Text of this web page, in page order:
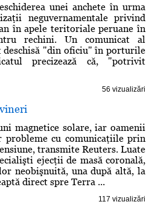
unei anchete în urma
neguvernamentale privind
în apele teritoriale peruane în
rechini. Un comunicat al
deschisă "din oficiu" în porturile
precizează că, "potrivit
56 vizualizări
magnetice solare, iar oamenii
probleme cu comunicaţiile prin
transmite Reuters. Luate
ejecţii de masă coronală,
neobişnuită, una după altă, la
direct spre Terra ...
117 vizualizări